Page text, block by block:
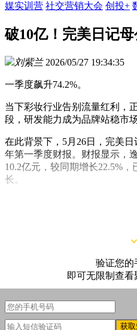
媒实训营 社交营销大会 创投+
破10亿！完美日记
刘紫兰 2026/05/27 19:34:35
一季度飙升74.2%。
当下彩妆行业告别流量红利，
段，研发能力成为品牌站稳市
在此背景下，5月26日，完美
年第一季度财报。财报显示，
10.2亿元，较同期增长22.5%
长。
验证您的
即可无限制查
获